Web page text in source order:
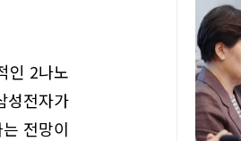
인 2나노
성전자가
전망이